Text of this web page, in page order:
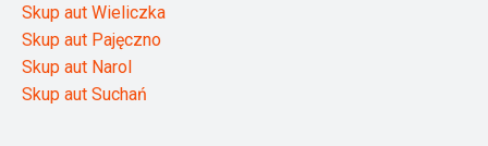
Skup aut Wieliczka
Skup aut Pajęczno
Skup aut Narol
Skup aut Suchań